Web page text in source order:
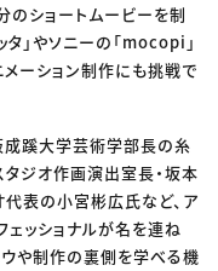
ショートムービーを制
タ」やソニーの「mocopi」
ーション制作にも挑戦で
成蹊大学芸術学部長の糸
ジオ作画演出室長・坂本
表の小宮彬広氏など、ア
ッショナルが名を連ね
ウや制作の裏側を学べる機